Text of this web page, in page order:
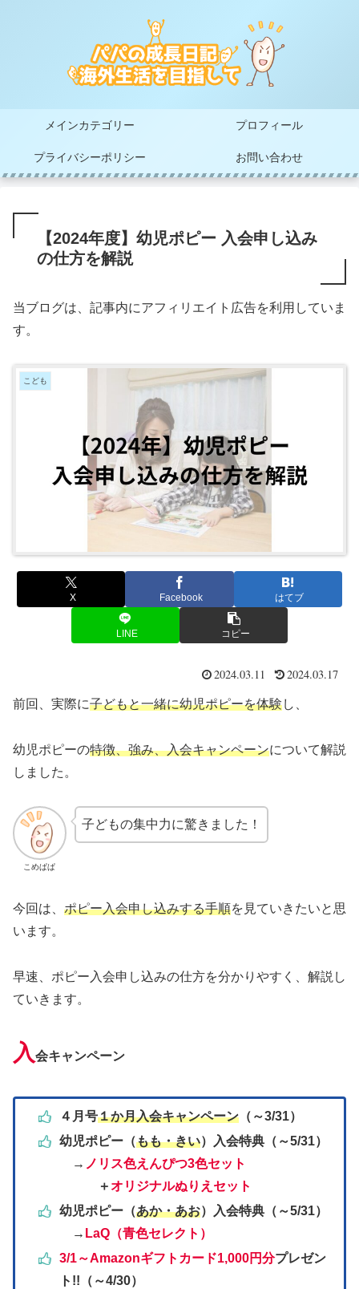
メインカテゴリー プロフィール
プライバシーポリシー お問い合わせ
【2024年度】幼児ポピー 入会申し込み
の仕方を解説
当ブログは、記事内にアフィリエイト広告を利用していま
す。
こども
X Facebook はてブ
LINE コピー
2024.03.11 2024.03.17
前回、実際に子どもと一緒に幼児ポピーを体験し、
幼児ポピーの特徴、強み、入会キャンペーンについて解説
しました。
こめぱぱ
子どもの集中力に驚きました！
今回は、 ポピー入会申し込みする手順を見ていきたいと思
います。
早速、ポピー入会申し込みの仕方を分かりやすく、解説し
ていきます。
入会キャンペーン
４月号１か月入会キャンペーン（～3/31）
幼児ポピー（もも・きい）入会特典（～5/31）
→ ノリス色えんぴつ3色セット
＋オリジナルぬりえセット
幼児ポピー（あか・あお）入会特典（～5/31）
→ LaQ（青色セレクト）
3/1～Amazonギフトカード1,000円分プレゼン
ト!!（～4/30）